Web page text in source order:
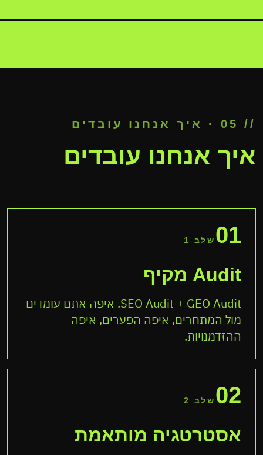
// 05 · איך אנחנו עובדים
איך אנחנו עובדים
01 שלב 1
Audit מקיף
SEO Audit + GEO Audit. איפה אתם עומדים
מול המתחרים, איפה הפערים, איפה
ההזדמנויות.
02 שלב 2
אסטרטגיה מותאמת